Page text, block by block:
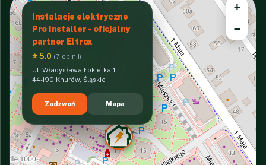
Instalacje elektryczne
Pro Installer - oficjalny
partner Eltrox
⭐ 5.0 (7 opinii)
Ul. Władysława Łokietka 1
44-190 Knurów, Śląskie
Zadzwoń Mapa
+
−